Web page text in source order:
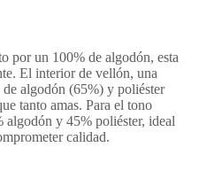
por un 100% de algodón, esta
El interior de vellón, una
algodón (65%) y poliéster
tanto amas. Para el tono
algodón y 45% poliéster, ideal
calidad.